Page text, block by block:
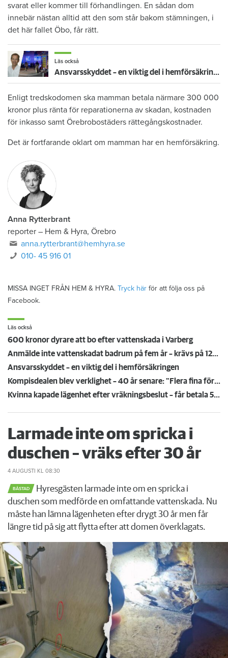
svarat eller kommer till förhandlingen. En sådan dom
innebär nästan alltid att den som står bakom stämningen, i
det här fallet Öbo, får rätt.
Läs också
Ansvarsskyddet – en viktig del i hemförsäkringen
Enligt tredskodomen ska mamman betala närmare 300 000
kronor plus ränta för reparationerna av skadan, kostnaden
för inkasso samt Örebrobostäders rättegångskostnader.
Det är fortfarande oklart om mamman har en hemförsäkring.
Anna Rytterbrant
reporter – Hem & Hyra, Örebro
anna.rytterbrant@hemhyra.se
010- 45 916 01
MISSA INGET FRÅN HEM & HYRA. Tryck här för att följa oss på
Facebook.
Läs också
600 kronor dyrare att bo efter vattenskada i Varberg
Anmälde inte vattenskadat badrum på fem år – krävs på 125 000 kronor
Ansvarsskyddet – en viktig del i hemförsäkringen
Kompisdealen blev verklighet – 40 år senare: "Flera fina fördelar med att dela bostad"
Kvinna kapade lägenhet efter vräkningsbeslut – får betala 50 000
Larmade inte om spricka i
duschen – vräks efter 30 år
4 AUGUSTI KL 08:30
BÅSTAD
Hyresgästen larmade inte om en spricka i
duschen som medförde en omfattande vattenskada. Nu
måste han lämna lägenheten efter drygt 30 år men får
längre tid på sig att flytta efter att domen överklagats.